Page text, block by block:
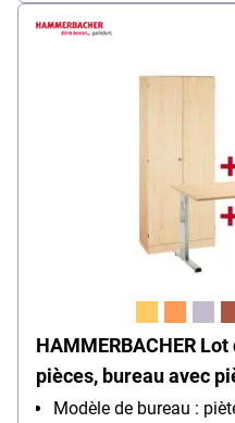
HAMMERBACHER
pièces, bureau avec
Modèle de bureau :